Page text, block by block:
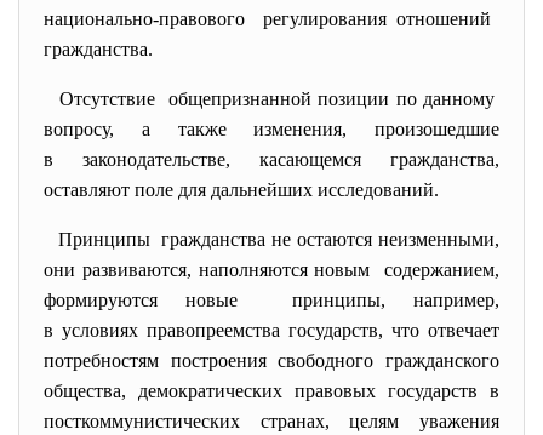
национально-правового регулирования отношений
гражданства.
Отсутствие общепризнанной позиции по данному
вопросу, а также изменения, произошедшие
в законодательстве, касающемся гражданства,
оставляют поле для дальнейших исследований.
Принципы гражданства не остаются неизменными,
они развиваются, наполняются новым содержанием,
формируются новые принципы, например,
в условиях правопреемства государств, что отвечает
потребностям построения свободного гражданского
общества, демократических правовых государств в
посткоммунистических странах, целям уважения